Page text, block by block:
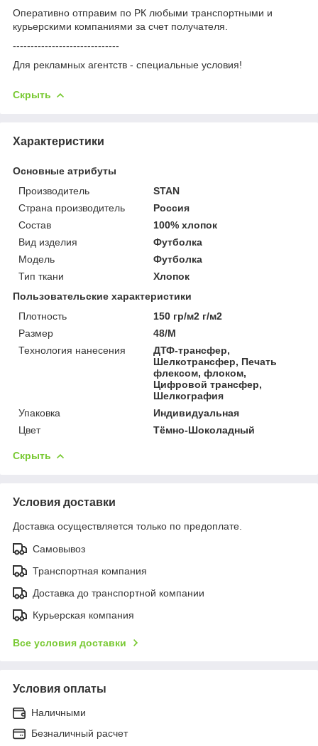
Оперативно отправим по РК любыми транспортными и
курьерскими компаниями за счет получателя.
------------------------------
Для рекламных агентств - специальные условия!
Скрыть
Характеристики
Основные атрибуты
Производитель
STAN
Страна производитель
Россия
Состав
100% хлопок
Вид изделия
Футболка
Мoдель
Футболка
Тип ткани
Хлопок
Пользовательские характеристики
Плотность
150 гр/м2 г/м2
Размер
48/M
Технология нанесения
ДТФ-трансфер,
Шелкотрансфер, Печать
флексом, флоком,
Цифровой трансфер,
Шелкография
Упаковка
Индивидуальная
Цвет
Тёмно-Шоколадный
Скрыть
Условия доставки
Доставка осуществляется только по предоплате.
Самовывоз
Транспортная компания
Доставка до транспортной компании
Курьерская компания
Все условия доставки
Условия оплаты
Наличными
Безналичный расчет